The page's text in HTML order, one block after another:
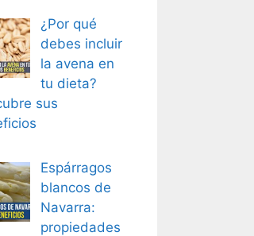
¿Por qué
debes incluir
la avena en
tu dieta?
sus
Espárragos
blancos de
Navarra:
propiedades